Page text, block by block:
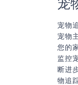
宠
宠物
宠物
您的
监控
断进
物追